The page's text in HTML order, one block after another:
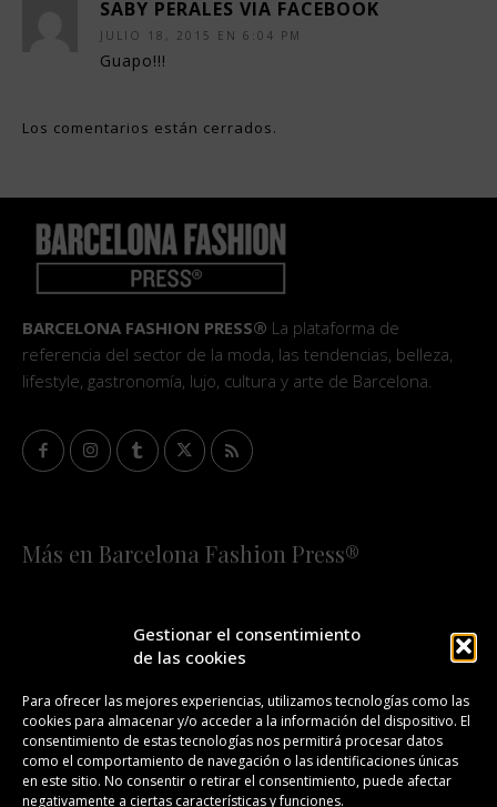
Gestionar el consentimiento
de las cookies
Para ofrecer las mejores experiencias, utilizamos tecnologías como las
cookies para almacenar y/o acceder a la información del dispositivo. El
consentimiento de estas tecnologías nos permitirá procesar datos
como el comportamiento de navegación o las identificaciones únicas
en este sitio. No consentir o retirar el consentimiento, puede afectar
negativamente a ciertas características y funciones.
SABY PERALES VIA FACEBOOK
JULIO 18, 2015 EN 6:04 PM
Guapo!!!
Los comentarios están cerrados.
BARCELONA FASHION PRESS® La plataforma de
referencia del sector de la moda, las tendencias, belleza,
lifestyle, gastronomía, lujo, cultura y arte de Barcelona.
Más en Barcelona Fashion Press®
¡SUSCRÍBETE A NUESTRA FASHION NEWS!
CONTACTO REDACCIÓN PUBLICIDAD
ISSN 2385-4839 DL B 27443-2014